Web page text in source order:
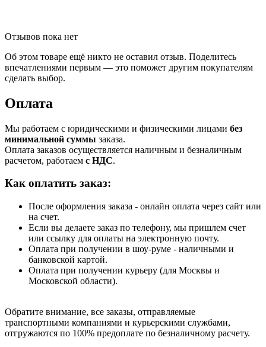
Отзывов пока нет
Об этом товаре ещё никто не оставил отзыв. Поделитесь
впечатлениями первым — это поможет другим покупателям
сделать выбор.
Оплата
Мы работаем с юридическими и физическими лицами без
минимальной суммы заказа.
Оплата заказов осуществляется наличным и безналичным
расчетом, работаем с НДС.
Как оплатить заказ:
После оформления заказа - онлайн оплата через сайт или
на счет.
Если вы делаете заказ по телефону, мы пришлем счет
или ссылку для оплаты на электронную почту.
Оплата при получении в шоу-руме - наличными и
банковской картой.
Оплата при получении курьеру (для Москвы и
Московской области).
Обратите внимание, все заказы, отправляемые
транспортными компаниями и курьерскими службами,
отгружаются по 100% предоплате по безналичному расчету.